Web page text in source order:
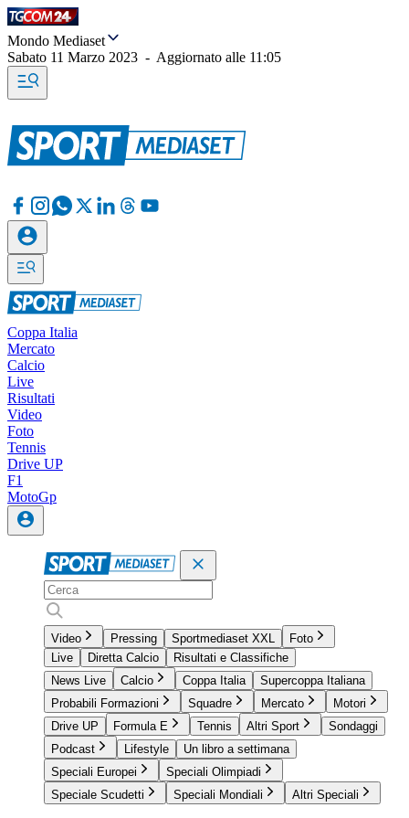
Mondo Mediaset
Sabato 11 Marzo 2023 - Aggiornato alle 11:05
Coppa Italia
Mercato
Calcio
Live
Risultati
Video
Foto
Tennis
Drive UP
F1
MotoGp
Video Pressing Sportmediaset XXL
Foto
Live
Diretta Calcio
Risultati e Classifiche
News Live
Calcio Coppa Italia
Supercoppa Italiana
Probabili Formazioni
Squadre Mercato
Motori
Drive UP
Formula E Tennis Altri Sport
Sondaggi
Podcast
Lifestyle
Un libro a settimana
Speciali Europei
Speciali Olimpiadi
Speciale Scudetti
Speciali Mondiali Altri Speciali